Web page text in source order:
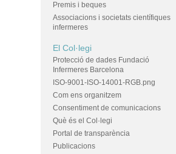
Premis i beques
Associacions i societats científiques
infermeres
El Col·legi
Protecció de dades Fundació
Infermeres Barcelona
ISO-9001-ISO-14001-RGB.png
Com ens organitzem
Consentiment de comunicacions
Què és el Col·legi
Portal de transparència
Publicacions